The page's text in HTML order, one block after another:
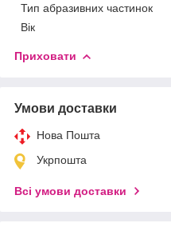
Тип абразивних частинок
Вік
Приховати
Умови доставки
Нова Пошта
Укрпошта
Всі умови доставки